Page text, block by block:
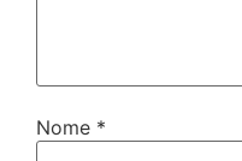
Nome *